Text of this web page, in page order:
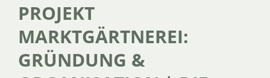
PROJEKT
MARKTGÄRTNEREI:
GRÜNDUNG &